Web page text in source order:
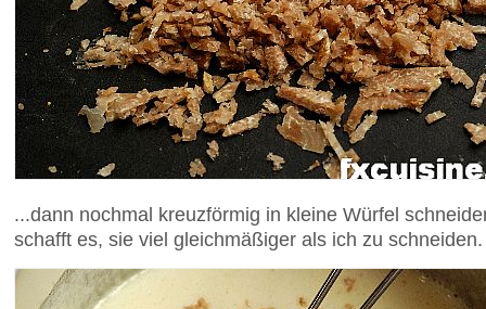
...dann nochmal kreuzförmig in kleine Würfel
schafft es, sie viel gleichmäßiger als ich zu schneiden.